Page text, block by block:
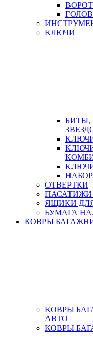
КЛЮЧИ
БИТЫ,
ОТВЕРТКИ
ПАСАТИЖИ
ЯЩИКИ
БУМАГА
КОВРЫ
КОВРЫ
АВТО
КОВРЫ